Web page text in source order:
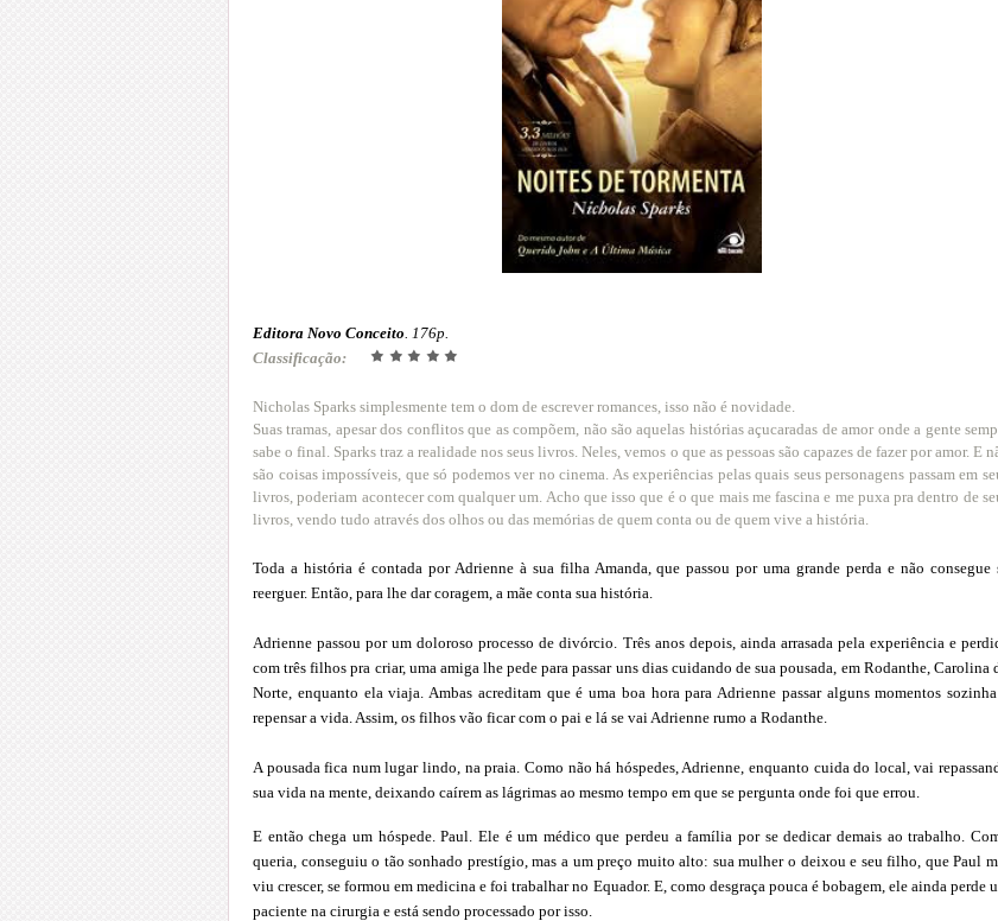
Editora Novo Conceito . 176p.
Classificação:
Nicholas Sparks simplesmente tem o dom de escrever romances, isso não é novidade.
Suas tramas, apesar dos conflitos que as compõem, não são aquelas histórias açucaradas de amor onde a gente
sabe o final. Sparks traz a realidade nos seus livros. Neles, vemos o que as pessoas são capazes de fazer por amor. E
são coisas impossíveis, que só podemos ver no cinema. As experiências pelas quais seus personagens passam em
livros, poderiam acontecer com qualquer um. Acho que isso que é o que mais me fascina e me puxa pra dentro de
livros, vendo tudo através dos olhos ou das memórias de quem conta ou de quem vive a história.
Toda a história é contada por Adrienne à sua filha Amanda, que passou por uma grande perda e não consegue
reerguer. Então, para lhe dar coragem, a mãe conta sua história.
Adrienne passou por um doloroso processo de divórcio. Três anos depois, ainda arrasada pela experiência e
com três filhos pra criar, uma amiga lhe pede para passar uns dias cuidando de sua pousada, em Rodanthe, Carolina
Norte, enquanto ela viaja. Ambas acreditam que é uma boa hora para Adrienne passar alguns momentos
repensar a vida. Assim, os filhos vão ficar com o pai e lá se vai Adrienne rumo a Rodanthe.
A pousada fica num lugar lindo, na praia. Como não há hóspedes, Adrienne, enquanto cuida do local, vai
sua vida na mente, deixando caírem as lágrimas ao mesmo tempo em que se pergunta onde foi que errou.
E então chega um hóspede. Paul. Ele é um médico que perdeu a família por se dedicar demais ao trabalho.
queria, conseguiu o tão sonhado prestígio, mas a um preço muito alto: sua mulher o deixou e seu filho, que Paul
viu crescer, se formou em medicina e foi trabalhar no Equador. E, como desgraça pouca é bobagem, ele ainda perde
paciente na cirurgia e está sendo processado por isso.